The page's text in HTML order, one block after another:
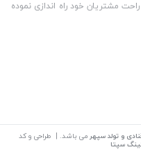
مشتریان خود راه اندازی نموده
با کیفیت و با حداقل قیمت
و تولد سپهر می باشد. | طراحی و کد
سپتا